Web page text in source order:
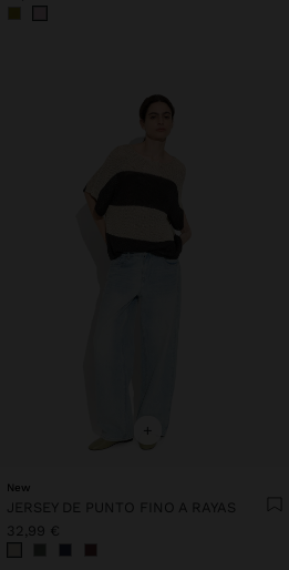
+
New
JERSEY DE PUNTO FINO A RAYAS
32,99 €